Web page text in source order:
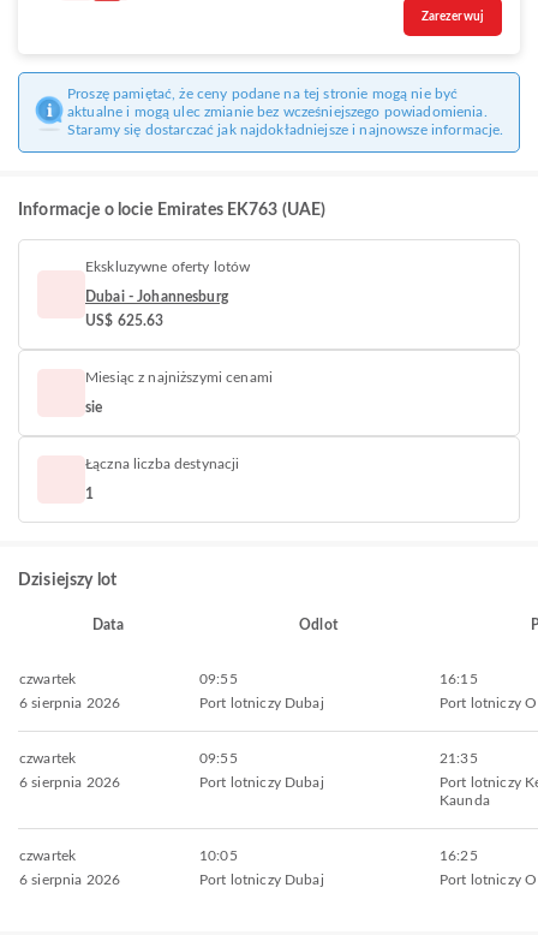
Zarezerwuj
Proszę pamiętać, że ceny podane na tej stronie mogą nie być
aktualne i mogą ulec zmianie bez wcześniejszego powiadomienia.
Staramy się dostarczać jak najdokładniejsze i najnowsze informacje.
Informacje o locie Emirates EK763 (UAE)
Ekskluzywne oferty lotów
Dubai - Johannesburg
US$ 625.63
Miesiąc z najniższymi cenami
sie
Łączna liczba destynacji
1
Dzisiejszy lot
Data Odlot
czwartek
6 sierpnia 2026
09:55
Port lotniczy Dubaj
16:15
Port lotniczy
czwartek
6 sierpnia 2026
09:55
Port lotniczy Dubaj
21:35
Port lotniczy
Kaunda
czwartek
6 sierpnia 2026
10:05
Port lotniczy Dubaj
16:25
Port lotniczy